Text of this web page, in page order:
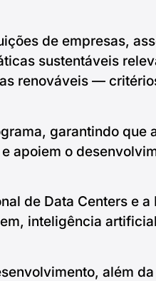
de empresas,
sustentáveis
renováveis —
garantindo que
apoiem o
de Data Centers e a
inteligência
além